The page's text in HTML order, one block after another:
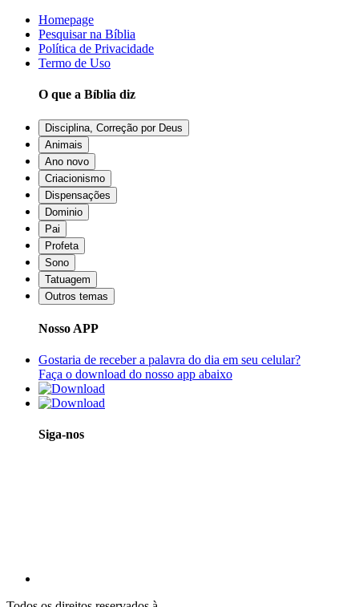
Homepage
Pesquisar na Bíblia
Política de Privacidade
Termo de Uso
O que a Bíblia diz
Disciplina, Correção por Deus
Animais
Ano novo
Criacionismo
Dispensações
Dominio
Pai
Profeta
Sono
Tatuagem
Outros temas
Nosso APP
Gostaria de receber a palavra do dia em seu celular?
Faça o download do nosso app abaixo
Siga-nos